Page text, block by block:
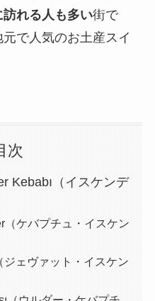
れる人も多い街で
で人気のお土産スイ
次
Kebabı（イスケンデ
（ケバプチュ・イスケン
ジェヴァット・イスケン